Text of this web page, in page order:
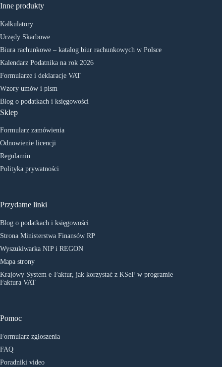
Inne produkty
Kalkulatory
Urzędy Skarbowe
Biura rachunkowe – katalog biur rachunkowych w Polsce
Kalendarz Podatnika na rok 2026
Formularze i deklaracje VAT
Wzory umów i pism
Blog o podatkach i księgowości
Sklep
Formularz zamówienia
Odnowienie licencji
Regulamin
Polityka prywatności
Przydatne linki
Blog o podatkach i księgowości
Strona Ministerstwa Finansów RP
Wyszukiwarka NIP i REGON
Mapa strony
Krajowy System e-Faktur, jak korzystać z KSeF w programie
Faktura VAT
Pomoc
Formularz zgłoszenia
FAQ
Poradniki video